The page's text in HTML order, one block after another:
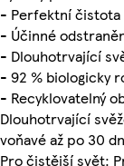
- Perfektní čistota
- Účinné
- Dlouhotrvající
- 92 % biologicky
- Recyklovatelný
Dlouhotrvající
voňavé až po 30
Pro čistější svět: